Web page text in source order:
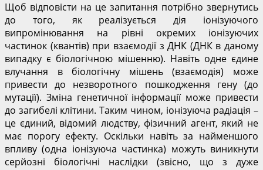
Щоб відповісти на це запитання потрібно звернутись
до того, як реалізується дія іонізуючого
випромінювання на рівні окремих іонізуючих
частинок (квантів) при взаємодії з ДНК (ДНК в даному
випадку є біологічною мішенню). Навіть одне єдине
влучання в біологічну мішень (взаємодія) може
привести до незворотного пошкодження гену (до
мутації). Зміна генетичної інформації може привести
до загибелі клітини. Таким чином, іонізуюча радіація –
це єдиний, відомий людству, фізичний агент, який не
має порогу ефекту. Оскільки навіть за найменшого
впливу (одна іонізуюча частинка) можуть виникнути
серйозні біологічні наслідки (звісно, що з дуже